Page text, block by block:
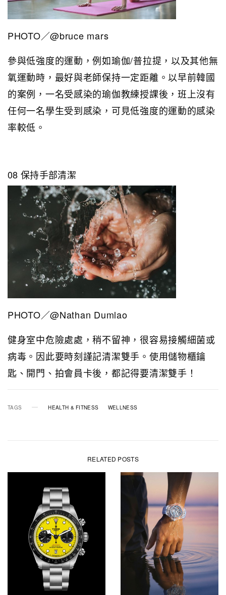
PHOTO／@bruce mars
參與低強度的運動，例如瑜伽/普拉提，以及其他無
氧運動時，最好與老師保持一定距離。以早前韓國
的案例，一名受感染的瑜伽教練授課後，班上沒有
任何一名學生受到感染，可見低強度的運動的感染
率較低。
08 保持手部清潔
PHOTO／@Nathan Dumlao
健身室中危險處處，稍不留神，很容易接觸細菌或
病毒。因此要時刻謹記清潔雙手。使用儲物櫃鑰
匙、開門、拍會員卡後，都記得要清潔雙手！
TAGS HEALTH & FITNESS WELLNESS
RELATED POSTS